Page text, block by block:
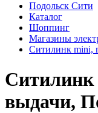
Подольск Сити
Каталог
Шоппинг
Магазины
Ситилинк mini,
выдачи,